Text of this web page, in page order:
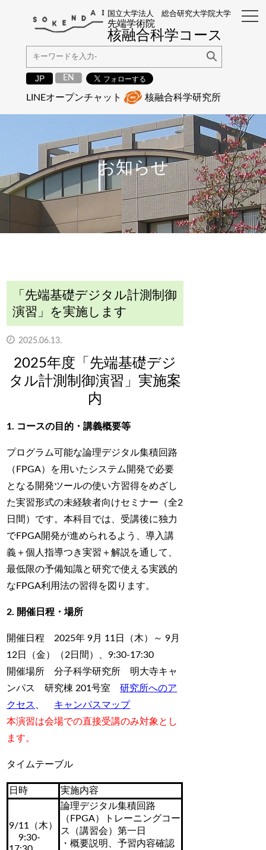
国立大学法人 総合研究大学院大学
先端学術院
核融合科学コース
JP EN
LINEオープンチャット 核融合科学研究所
お知らせ
「先端基礎デジタル計測制御
演習」を実施します
2025.06.13.
2025年度「先端基礎デジ
タル計測制御演習」実施案
内
1. コースの目的・講義概要等
プログラム可能な論理デジタル集積回路
（FPGA）を用いたシステム開発で必要
となる開発ツールの使い方習得をめざし
た実習形式の未経験者向けセミナー（全2
日間）です。本科目では、受講後に独力
でFPGA開発が進められるよう、導入講
義＋個人指導つき実習＋解説を通して、
最低限の予備知識と研究で使える実践的
なFPGA利用法の習得を図ります。
2. 開催日程・場所
開催日程 2025年 9月 11日（木）～ 9月
12日（金）（2日間）、9:30-17:30
開催場所 分子科学研究所 明大寺キャ
ンパス 研究棟 201号室研究所へのア
クセス
キャンパスマップ
本演習は会場での直接受講のみ対象とし
ます。
タイムテーブル
日時 実施内容
9/11（木）
9:30-
論理デジタル集積回路
（FPGA）トレーニングコー
ス（講習会）第一日
・概要説明、予習内容確認